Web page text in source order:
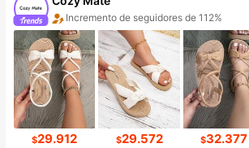
Incremento de seguidores de 112%
$29.912 $29.572 $32.377